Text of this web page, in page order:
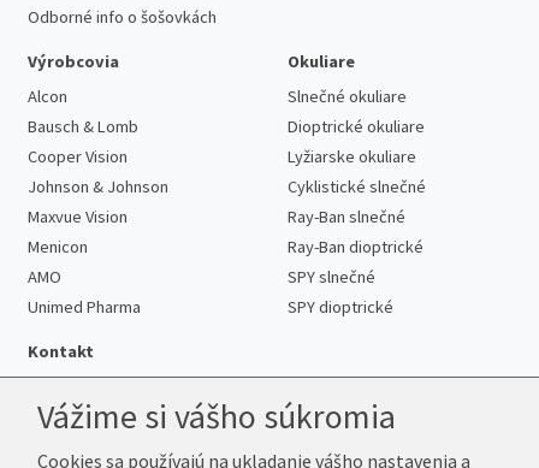
Odborné info o šošovkách
Výrobcovia
Alcon
Bausch & Lomb
Cooper Vision
Johnson & Johnson
Maxvue Vision
Menicon
AMO
Unimed Pharma
Okuliare
Slnečné okuliare
Dioptrické okuliare
Lyžiarske okuliare
Cyklistické slnečné
Ray-Ban slnečné
Ray-Ban dioptrické
SPY slnečné
SPY dioptrické
Kontakt
Vážime si vášho súkromia
Cookies sa používajú na ukladanie vášho nastavenia a